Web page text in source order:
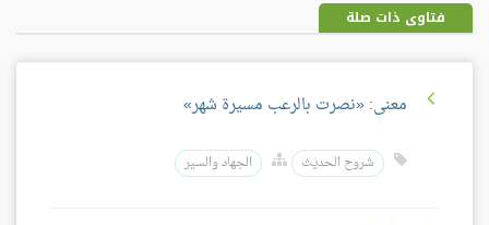
فتاوى ذات صلة
معنى: «نصرت بالرعب مسيرة شهر»
شروح الحديث الجهاد والسير